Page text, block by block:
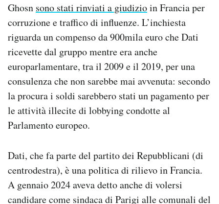
AREA PERSONALE
Area Personale
Newsletter
Notifiche mobile
Hai bisogno di aiuto?
Esci
Ghosn sono stati rinviati a giudizioin Francia per
corruzione e traffico di influenze. L’inchiesta
riguarda un compenso da 900mila euro che Dati
ricevette dal gruppo mentre era anche
europarlamentare, tra il 2009 e il 2019, per una
consulenza che non sarebbe mai avvenuta: secondo
la procura i soldi sarebbero stati un pagamento per
le attività illecite di lobbying condotte al
Parlamento europeo.
Dati, che fa parte del partito dei Repubblicani (di
centrodestra), è una politica di rilievo in Francia.
A gennaio 2024 aveva detto anche di volersi
candidare come sindaca di Parigi alle comunali del